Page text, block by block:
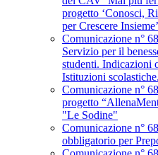
progetto ‘Conosci,
per Crescere
Comunicazione n°
Servizio per il
studenti. Indicazioni
Istituzioni scolastiche.
Comunicazione n°
progetto
"Le Sodine"
Comunicazione n°
obbligatorio per